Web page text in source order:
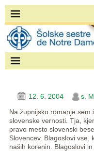
12. 6. 2004
s.
Na župnijsko romanje sem
slovenske vernosti. Tja,
pravo mesto slovenski
Slovencev. Blagoslovi vse,
naših korenin. Blagoslovi